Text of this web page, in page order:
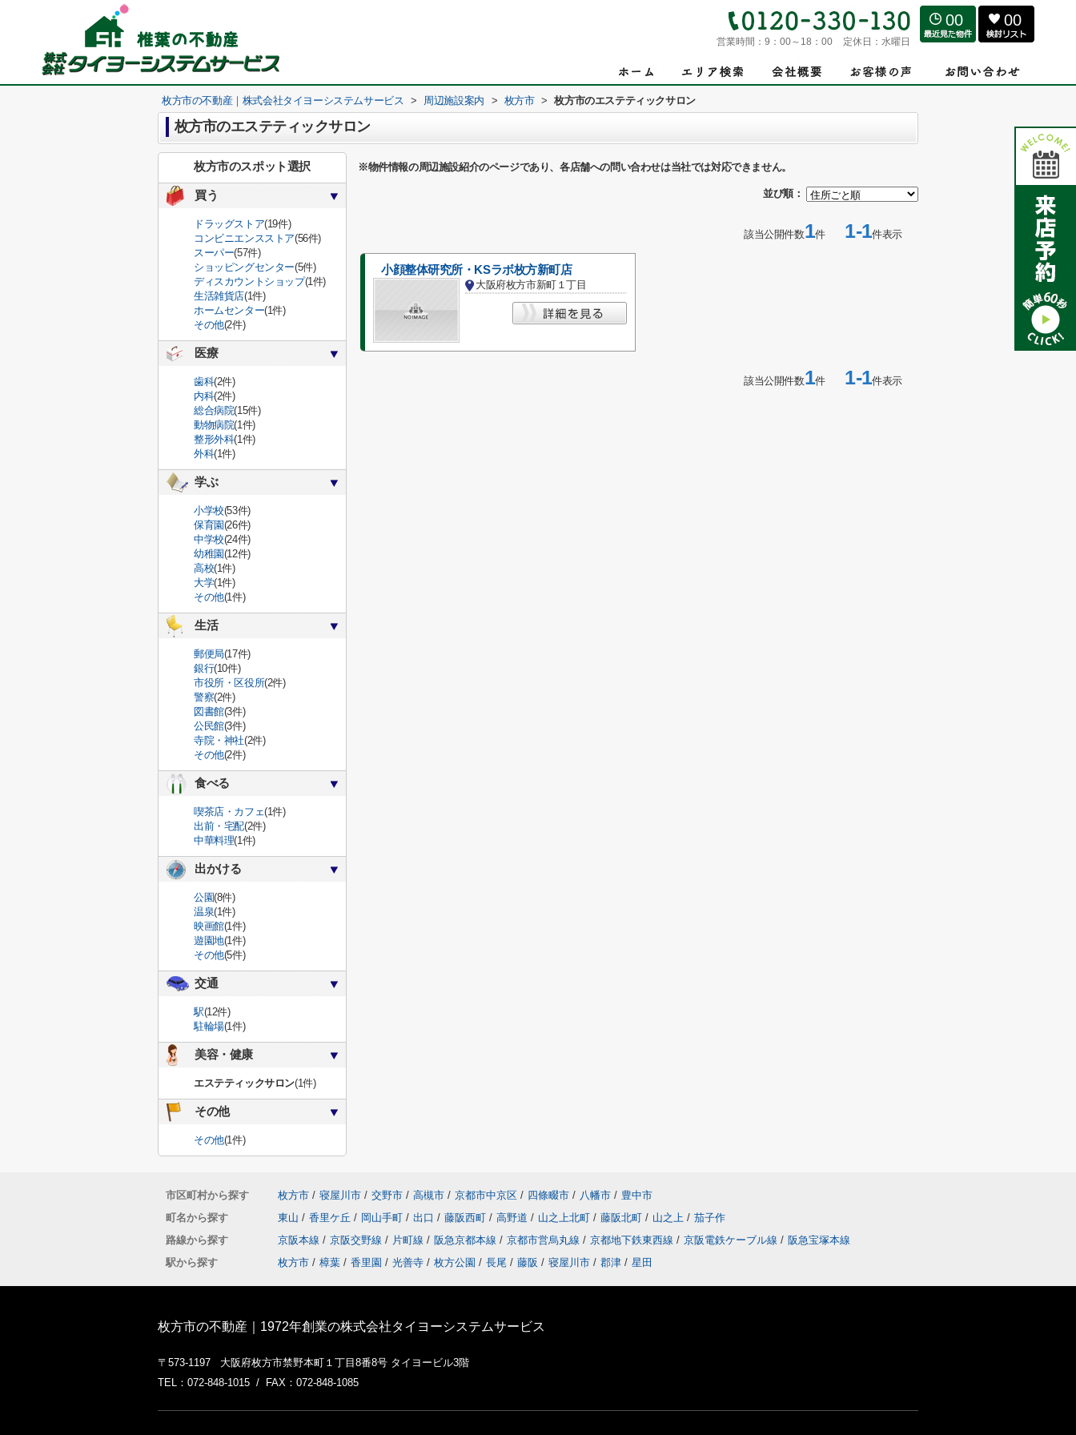
営業時間： 9：00～18：00 定休日： 水曜日
00 00
枚方市の不動産｜株式会社タイヨーシステムサービス > 周辺施設案内 > 枚方市 > 枚方市のエステティックサロン
枚方市のエステティックサロン
※物件情報の周辺施設紹介のページであり、各店舗への問い合わせは当社では対応できません。
並び順：
該当公開件数1件1-1件表示
小顔整体研究所・KSラボ枚方新町店
大阪府枚方市新町１丁目
該当公開件数1件1-1件表示
枚方市のスポット選択
買う
ドラッグストア(19件)
コンビニエンスストア(56件)
スーパー(57件)
ショッピングセンター(5件)
ディスカウントショップ(1件)
生活雑貨店(1件)
ホームセンター(1件)
その他(2件)
医療
歯科(2件)
内科(2件)
総合病院(15件)
動物病院(1件)
整形外科(1件)
外科(1件)
学ぶ
小学校(53件)
保育園(26件)
中学校(24件)
幼稚園(12件)
高校(1件)
大学(1件)
その他(1件)
生活
郵便局(17件)
銀行(10件)
市役所・区役所(2件)
警察(2件)
図書館(3件)
公民館(3件)
寺院・神社(2件)
その他(2件)
食べる
喫茶店・カフェ(1件)
出前・宅配(2件)
中華料理(1件)
出かける
公園(8件)
温泉(1件)
映画館(1件)
遊園地(1件)
その他(5件)
交通
駅(12件)
駐輪場(1件)
美容・健康
エステティックサロン(1件)
その他
その他(1件)
市区町村から探す 枚方市 / 寝屋川市 / 交野市 / 高槻市 / 京都市中京区 / 四條畷市 / 八幡市 / 豊中市
町名から探す
東山 / 香里ケ丘 / 岡山手町 / 出口 / 藤阪西町 / 高野道 / 山之上北町 / 藤阪北町 / 山之上 / 茄子作
路線から探す
京阪本線 / 京阪交野線 / 片町線 / 阪急京都本線 / 京都市営烏丸線 / 京都地下鉄東西線 / 京阪電鉄ケーブル線 / 阪急宝塚本線
駅から探す
枚方市 / 樟葉 / 香里園 / 光善寺 / 枚方公園 / 長尾 / 藤阪 / 寝屋川市 / 郡津 / 星田
枚方市の不動産｜1972年創業の株式会社タイヨーシステムサービス
〒573-1197 大阪府枚方市禁野本町１丁目8番8号 タイヨービル3階
TEL：072-848-1015 / FAX：072-848-1085